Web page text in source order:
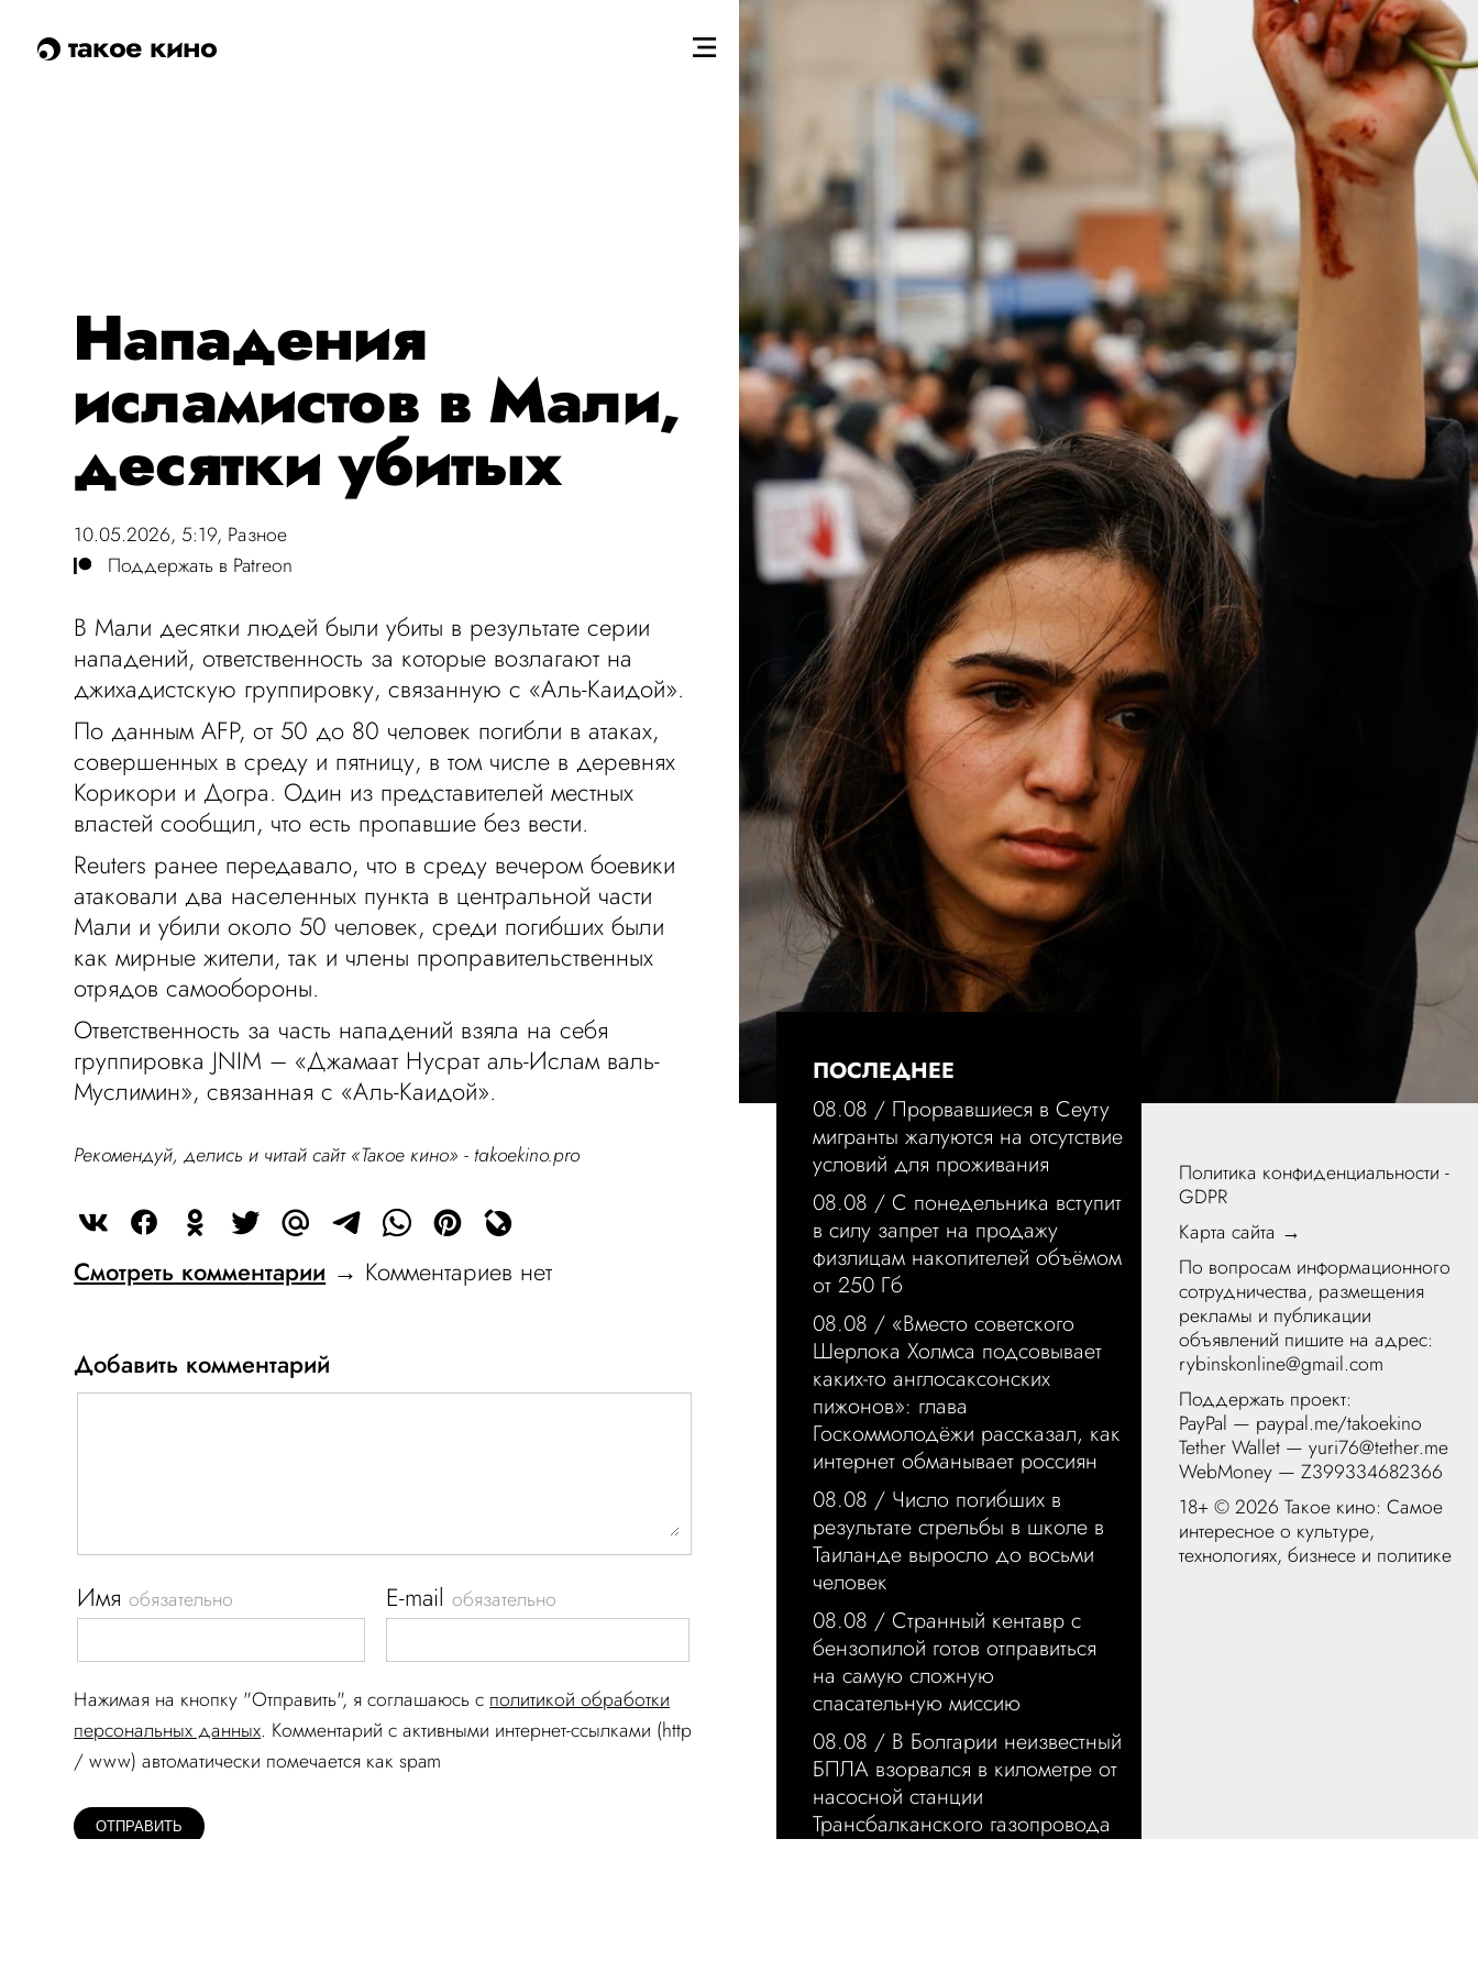
такое кино
Нападения
исламистов в Мали,
десятки убитых
10.05.2026, 5:19, Разное
Поддержать в Patreon
В Мали десятки людей были убиты в результате серии
нападений, ответственность за которые возлагают на
джихадистскую группировку, связанную с «Аль-Каидой».
По данным AFP, от 50 до 80 человек погибли в атаках,
совершенных в среду и пятницу, в том числе в деревнях
Корикори и Догра. Один из представителей местных
властей сообщил, что есть пропавшие без вести.
Reuters ранее передавало, что в среду вечером боевики
атаковали два населенных пункта в центральной части
Мали и убили около 50 человек, среди погибших были
как мирные жители, так и члены проправительственных
отрядов самообороны.
Ответственность за часть нападений взяла на себя
группировка JNIM – «Джамаат Нусрат аль-Ислам валь-
Муслимин», связанная с «Аль-Каидой».
Рекомендуй, делись и читай сайт «Такое кино» - takoekino.pro
Смотреть комментарии → Комментариев нет
Добавить комментарий
Имяобязательно E-mailобязательно
Нажимая на кнопку "Отправить", я соглашаюсь c политикой обработки
персональных данных. Комментарий c активными интернет-ссылками (http
/ www) автоматически помечается как spam
ПОСЛЕДНЕЕ
08.08 / Прорвавшиеся в Сеуту
мигранты жалуются на отсутствие
условий для проживания
08.08 / С понедельника вступит
в силу запрет на продажу
физлицам накопителей объёмом
от 250 Гб
08.08 / «Вместо советского
Шерлока Холмса подсовывает
каких-то англосаксонских
пижонов»: глава
Госкоммолодёжи рассказал, как
интернет обманывает россиян
08.08 / Число погибших в
результате стрельбы в школе в
Таиланде выросло до восьми
человек
08.08 / Странный кентавр с
бензопилой готов отправиться
на самую сложную
спасательную миссию
08.08 / В Болгарии неизвестный
БПЛА взорвался в километре от
насосной станции
Трансбалканского газопровода
Политика конфиденциальности -
GDPR
Карта сайта →
По вопросам информационного
сотрудничества, размещения
рекламы и публикации
объявлений пишите на адрес:
rybinskonline@gmail.com
Поддержать проект:
PayPal — paypal.me/takoekino
Tether Wallet — yuri76@tether.me
WebMoney — Z399334682366
18+ ©2026 Такое кино: Самое
интересное о культуре,
технологиях, бизнесе и политике